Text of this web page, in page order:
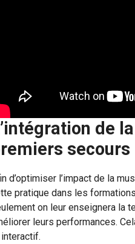
de
secours
d’optimiser l’impact de la
pratique dans les
on leur enseignera la
leurs performances.